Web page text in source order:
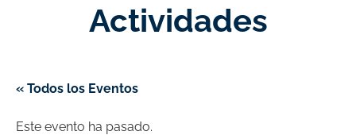
Actividades
« Todos los Eventos
Este evento ha pasado.